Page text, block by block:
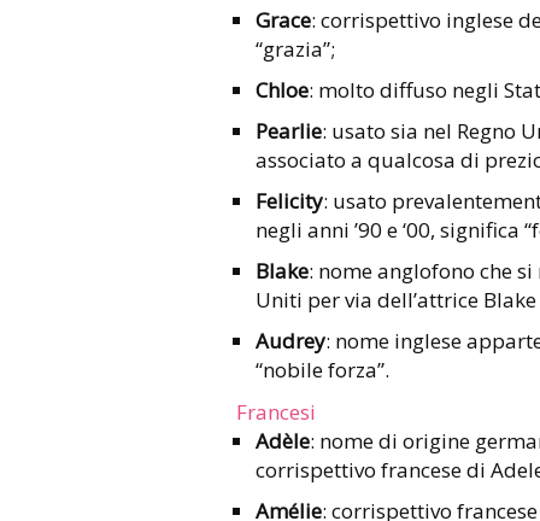
Grace: corrispettivo inglese
“grazia”;
Chloe: molto diffuso negli
Pearlie: usato sia nel Regno
associato a qualcosa di
Felicity: usato
negli anni ’90 e ‘00, significa
Blake: nome anglofono che
Uniti per via dell’attrice
Audrey: nome inglese
“nobile forza”.
Francesi
Adèle: nome di origine
corrispettivo francese di
Amélie: corrispettivo